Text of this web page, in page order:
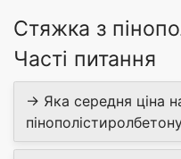
Стяжка з
Часті питання
→ Яка середня ціна